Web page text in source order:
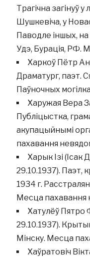
Трагічна загінуў
Шушкевіча, у
Паводле іншых, на
Удэ, Бурація, РФ.
Харкоў Пётр
Драматург, паэт.
Паўночных
Харужая Вера
Публіцыстка,
акупацыйнымі
пахавання
Харык Ізі (Ісак
29.10.1937). Паэт,
1934 г.
Месца пахавання
Хатулёў Пятро
29.10.1937).
Мінску. Месца
Хаўратовіч